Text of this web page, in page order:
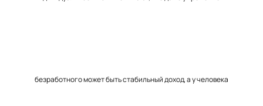
безработного может быть стабильный доход, а у человека